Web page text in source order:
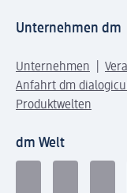
Unternehmen dm
Unternehmen
Anfahrt dm
Produktwelten
dm Welt